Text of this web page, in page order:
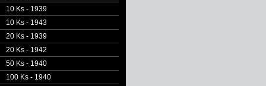
10 Ks - 1939
10 Ks - 1943
20 Ks - 1939
20 Ks - 1942
50 Ks - 1940
100 Ks - 1940